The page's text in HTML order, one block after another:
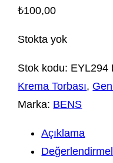
₺100,00
Stokta yok
Stok kodu: EYL294
Krema Torbası,
Marka: BENS
Açıklama